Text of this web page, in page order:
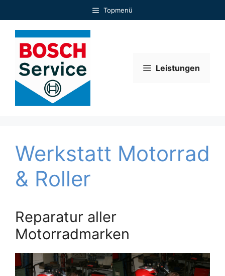
Inhalt
springen
Topmenü
Leistungen
Werkstatt Motorrad
& Roller
Reparatur aller
Motorradmarken